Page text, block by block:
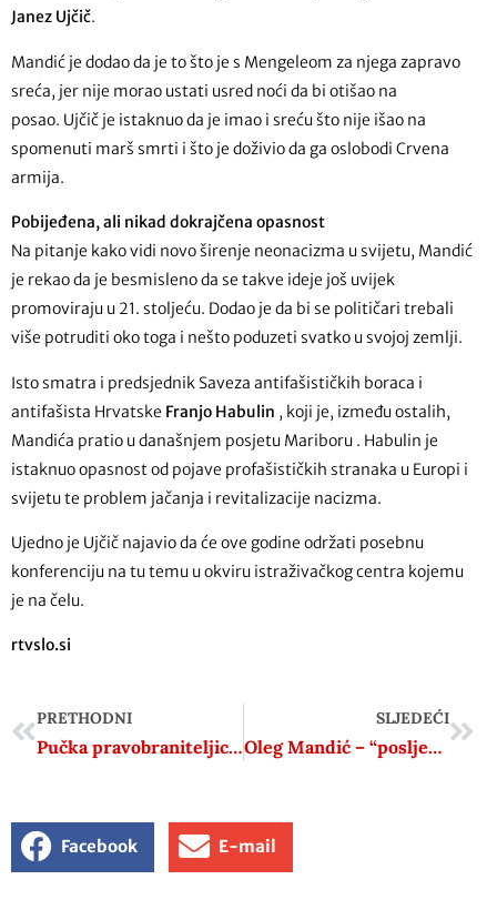
Janez Ujčič.
Mandić je dodao da je to što je s Mengeleom za njega zapravo
sreća, jer nije morao ustati usred noći da bi otišao na
posao. Ujčič je istaknuo da je imao i sreću što nije išao na
spomenuti marš smrti i što je doživio da ga oslobodi Crvena
armija.
Pobijeđena, ali nikad dokrajčena opasnost
Na pitanje kako vidi novo širenje neonacizma u svijetu, Mandić
je rekao da je besmisleno da se takve ideje još uvijek
promoviraju u 21. stoljeću. Dodao je da bi se političari trebali
više potruditi oko toga i nešto poduzeti svatko u svojoj zemlji.
Isto smatra i predsjednik Saveza antifašističkih boraca i
antifašista Hrvatske Franjo Habulin , koji je, između ostalih,
Mandića pratio u današnjem posjetu Mariboru . Habulin je
istaknuo opasnost od pojave profašističkih stranaka u Europi i
svijetu te problem jačanja i revitalizacije nacizma.
Ujedno je Ujčič najavio da će ove godine održati posebnu
konferenciju na tu temu u okviru istraživačkog centra kojemu
je na čelu.
rtvslo.si
PRETHODNI
Pučka pravobraniteljica osudila rasistički ispad: “To je posebno važno za strane radnike u Hrvatskoj”
SLJEDEĆI
Oleg Mandić – “posljednje dijete iz Auschwitza”
Facebook E-mail